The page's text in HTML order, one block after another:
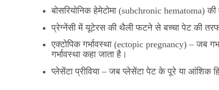
बोसरियोनिक हेमेटोमा (subchronic hematoma)
प्रेग्नेंसी में यूटेरस की थैली फटने से बच्चा पेट की
एक्टोपिक गर्भावस्था (ectopic pregnancy) – जब
गर्भावस्था कहा जाता है।
प्लेसेंटा प्रीविया – जब प्लेसेंटा पेट के पूरे या आंशिक